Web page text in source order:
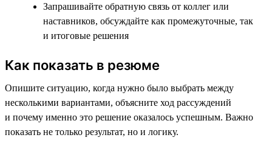
Запрашивайте обратную связь от коллег или
наставников, обсуждайте как промежуточные, так
и итоговые решения
Как показать в резюме
Опишите ситуацию, когда нужно было выбрать между
несколькими вариантами, объясните ход рассуждений
и почему именно это решение оказалось успешным. Важно
показать не только результат, но и логику.